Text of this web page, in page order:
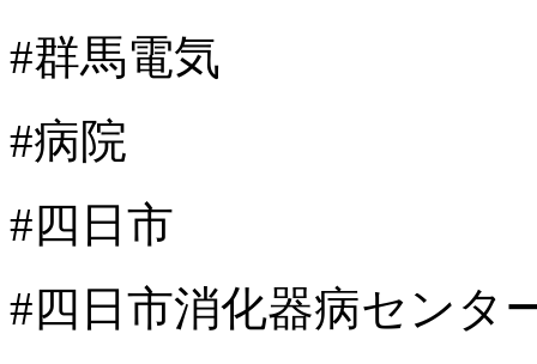
#群馬電気
#病院
#四日市
#四日市消化器病センタ